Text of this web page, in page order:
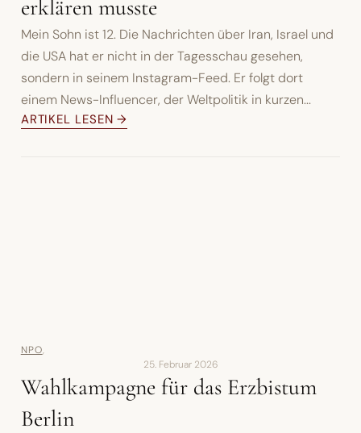
erklären musste
Mein Sohn ist 12. Die Nachrichten über Iran, Israel und
die USA hat er nicht in der Tagesschau gesehen,
sondern in seinem Instagram-Feed. Er folgt dort
einem News-Influencer, der Weltpolitik in kurzen...
ARTIKEL LESEN →
NPO,
25. Februar 2026
Wahlkampagne für das Erzbistum
Berlin